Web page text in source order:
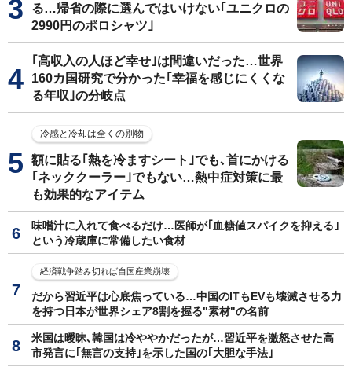
る…帰省の際に選んではいけない｢ユニクロの
2990円のポロシャツ｣
｢高収入の人ほど幸せ｣は間違いだった…世界
160カ国研究で分かった｢幸福を感じにくくな
る年収｣の分岐点
冷感と冷却は全くの別物
額に貼る｢熱を冷ますシート｣でも､首にかける
｢ネッククーラー｣でもない…熱中症対策に最
も効果的なアイテム
味噌汁に入れて食べるだけ…医師が｢血糖値スパイクを抑える｣
という冷蔵庫に常備したい食材
経済戦争踏み切れば自国産業崩壊
だから習近平は心底焦っている…中国のITもEVも壊滅させる力
を持つ日本が世界シェア8割を握る"素材"の名前
米国は曖昧､韓国は冷ややかだったが…習近平を激怒させた高
市発言に｢無言の支持｣を示した国の｢大胆な手法｣